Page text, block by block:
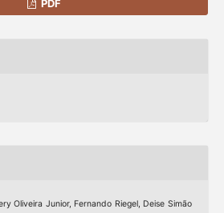
PDF
Oliveira Junior, Fernando Riegel, Deise Simão